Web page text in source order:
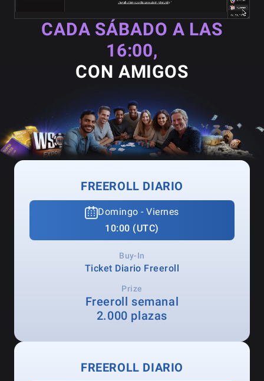
CADA SÁBADO A LAS
16:00,
CON AMIGOS
FREEROLL DIARIO
Domingo - Viernes
10:00 (UTC)
Buy-In
Ticket Diario Freeroll
Prize
Freeroll semanal
2.000 plazas
FREEROLL DIARIO